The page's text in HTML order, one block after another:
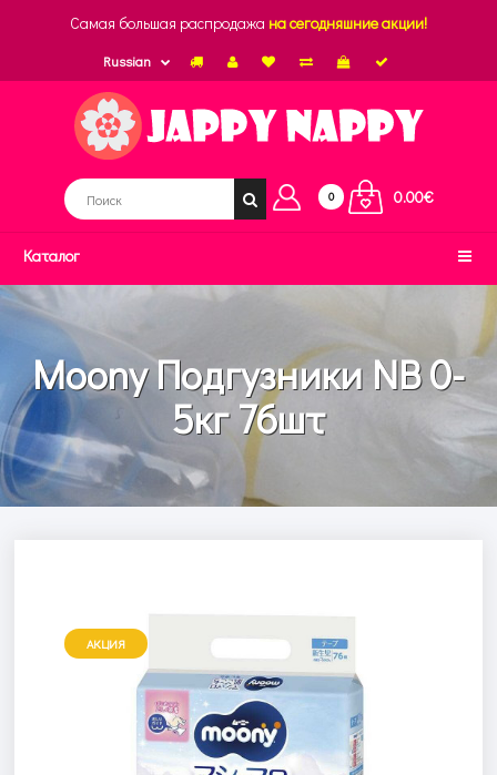
Самая большая распродажа на сегодняшние акции!
Russian
0 0.00€
Каталог
Moony Подгузники NB 0-
5кг 76шт
АКЦИЯ